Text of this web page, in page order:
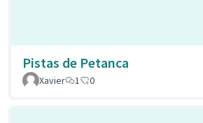
Pistas de Petanca
Xavier
1 0